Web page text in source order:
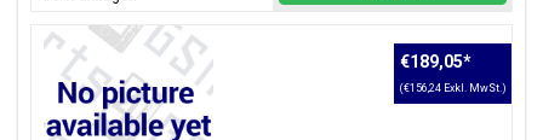
€189,05*
(€156,24 Exkl. MwSt.)